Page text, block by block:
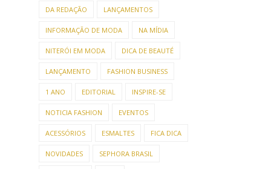
DA REDAÇÃO LANÇAMENTOS
INFORMAÇÃO DE MODA NA MÍDIA
NITERÓI EM MODA DICA DE BEAUTÉ
LANÇAMENTO FASHION BUSINESS
1 ANO EDITORIAL INSPIRE-SE
NOTICIA FASHION EVENTOS
ACESSÓRIOS ESMALTES FICA DICA
NOVIDADES SEPHORA BRASIL